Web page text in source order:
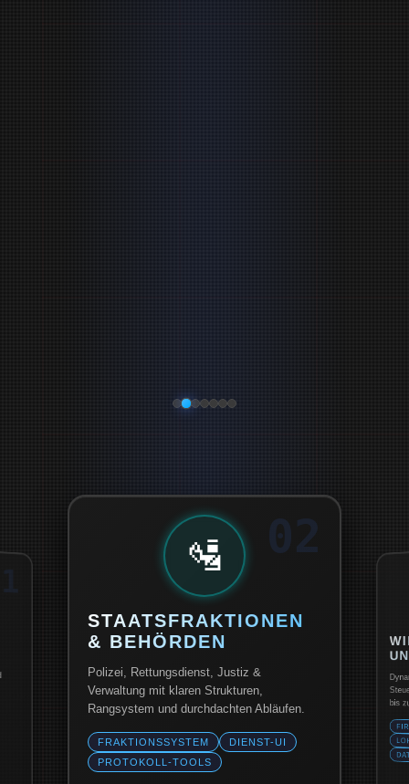
02
🛂
STAATSFRAKTIONEN
& BEHÖRDEN
Polizei, Rettungsdienst, Justiz &
Verwaltung mit klaren Strukturen,
Rangsystem und durchdachten Abläufen.
FRAKTIONSSYSTEM
DIENST-UI
PROTOKOLL-TOOLS
bis